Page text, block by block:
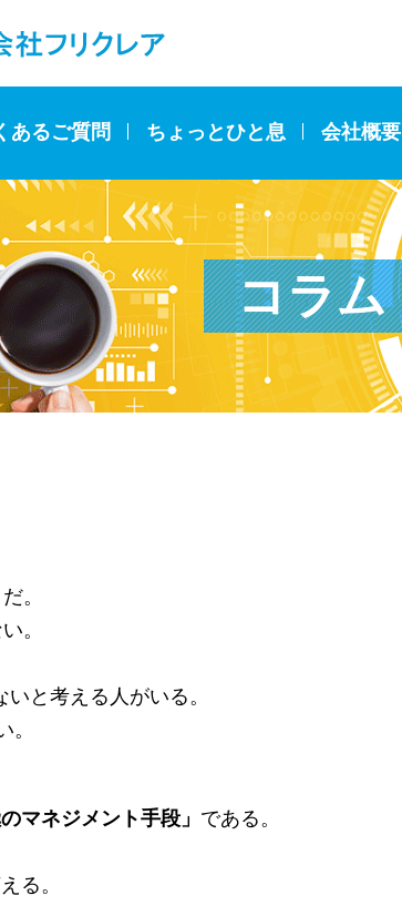
あるご質問 ちょっとひと息 会社概要
コラム
。
。
と考える人がいる。
。
のマネジメント手段」 である。
る。